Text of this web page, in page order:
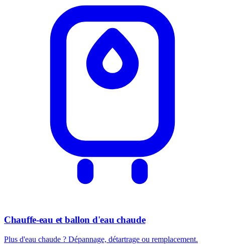
Chauffe-eau et ballon d'eau chaude
Plus d'eau chaude ? Dépannage, détartrage ou remplacement.